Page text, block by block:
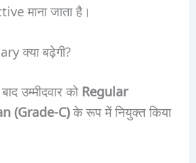
माना जाता है।
क्या बढ़ेगी?
उम्मीदवार कोRegular
(Grade-C)के रूप में नियुक्त किया